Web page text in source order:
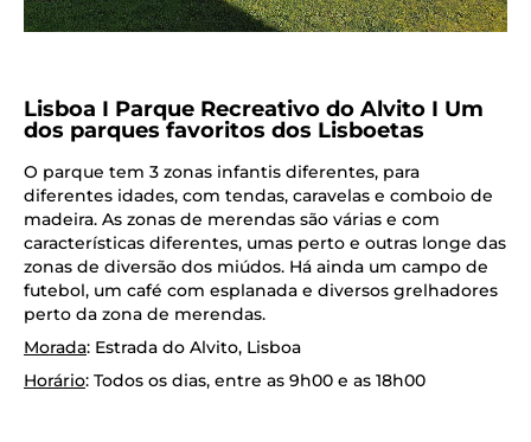
Lisboa I Parque Recreativo do Alvito I Um
dos parques favoritos dos Lisboetas
O parque tem 3 zonas infantis diferentes, para
diferentes idades, com tendas, caravelas e comboio de
madeira. As zonas de merendas são várias e com
características diferentes, umas perto e outras longe das
zonas de diversão dos miúdos. Há ainda um campo de
futebol, um café com esplanada e diversos grelhadores
perto da zona de merendas.
Morada: Estrada do Alvito, Lisboa
Horário: Todos os dias, entre as 9h00 e as 18h00